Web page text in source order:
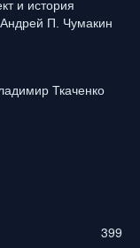
и история
П. Чумакин
Ткаченко
399